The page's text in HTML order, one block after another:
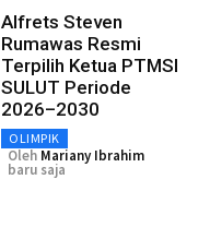
Alfrets Steven
Rumawas Resmi
Terpilih Ketua PTMSI
SULUT Periode
2026–2030
OLIMPIK
Oleh Mariany Ibrahim
baru saja